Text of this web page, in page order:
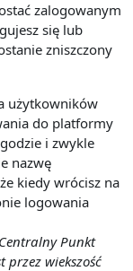
zalogowanym
się lub
zniszczony
użytkowników
do platformy
i zwykle
nazwę
kiedy wrócisz na
logowania
Punkt
przez wiekszość